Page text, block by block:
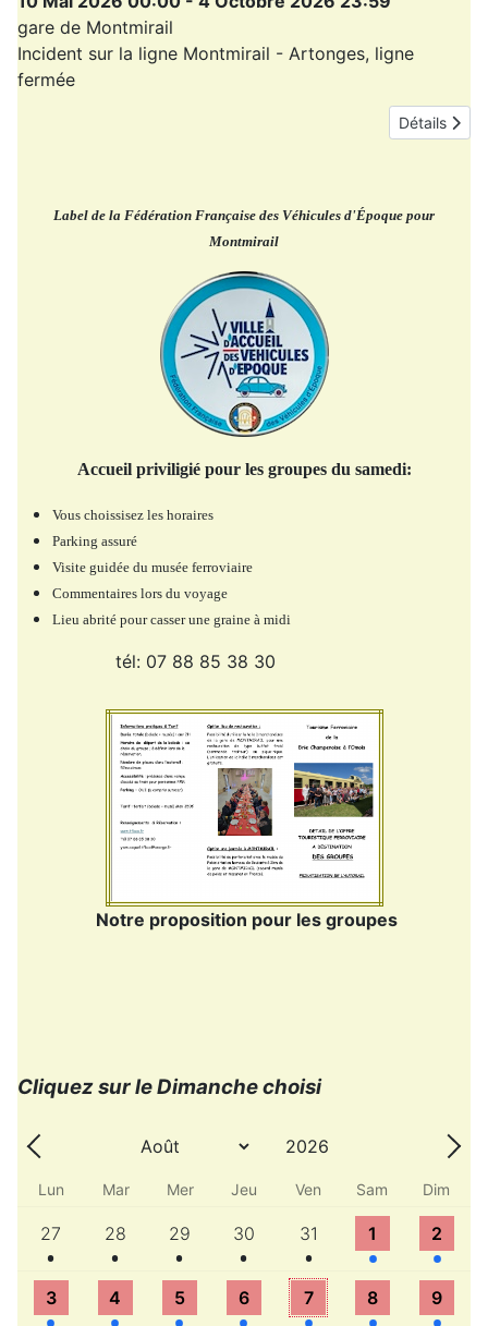
Cliquez sur le Dimanche choisi
Précédent - Mois
Mois
Année
Lun Mar Mer Jeu Ven Sam Dim
27
Un évènement
28
Un évènement
29
Un évènement
30
Un évènement
31
Un évènement
1
Un évènement
2
Un
3
Un évènement
4
Un évènement
5
Un évènement
6
Un évènement
7
Un évènement
8
Un évènement
9
Un
gare de Montmirail
Incident sur la ligne Montmirail - Artonges, ligne
fermée
Détails
Label de la Fédération Française des Véhicules d'Époque pour
Montmirail
Accueil priviligié pour les groupes du samedi:
Vous choissisez les horaires
Parking assuré
Visite guidée du musée ferroviaire
Commentaires lors du voyage
Lieu abrité pour casser une graine à midi
tél: 07 88 85 38 30
Notre proposition pour les groupes